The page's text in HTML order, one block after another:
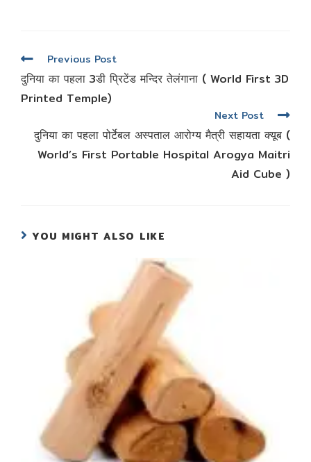
Read
more
articles
Previous Post
दुनिया का पहला 3डी प्रिटेंड मन्दिर तेलंगाना ( World First 3D
Printed Temple)
Next Post
दुनिया का पहला पोर्टेबल अस्पताल आरोग्य मैत्री सहायता क्यूब (
World’s First Portable Hospital Arogya Maitri
Aid Cube )
YOU MIGHT ALSO LIKE